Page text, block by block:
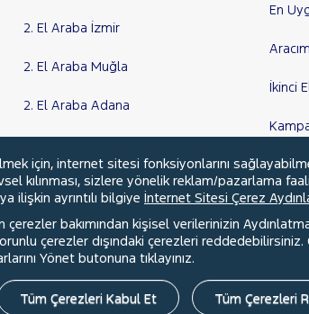
2. El Araba İzmir
2. El Araba Muğla
2. El Araba Adana
Tüm Şehirler
En
İkinci
Kredi
Şartlar & Kişisel Verilerin Korunması
için, internet sitesi fonksiyonlarını
kılınması, sizlere yönelik reklam/pazarlama
ilişkin ayrıntılı bilgiye İnternet Sitesi Çerez
çerezler bakımından kişisel verilerinizin
çerezler dışındaki çerezleri reddedebilirsiniz.
Yönet butonuna tıklayınız.
Tüm Çerezleri Kabul Et Tüm Çerezleri